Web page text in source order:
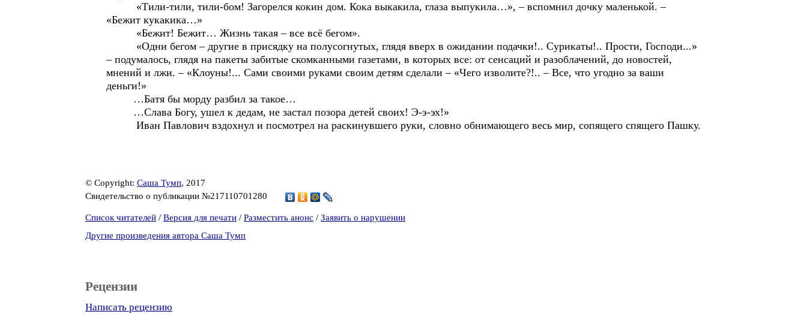
«Тили-тили, тили-бом! Загорелся кокин дом. Кока выкакила, глаза выпукила…», – вспомнил дочку маленькой. –
«Бежит кукакика…»
«Бежит! Бежит… Жизнь такая – все всё бегом».
«Одни бегом – другие в присядку на полусогнутых, глядя вверх в ожидании подачки!.. Сурикаты!.. Прости, Господи...»
– подумалось, глядя на пакеты забитые скомканными газетами, в которых все: от сенсаций и разоблачений, до новостей,
мнений и лжи. – «Клоуны!... Сами своими руками своим детям сделали – «Чего изволите?!.. – Все, что угодно за ваши
деньги!»
…Батя бы морду разбил за такое…
…Слава Богу, ушел к дедам, не застал позора детей своих! Э-э-эх!»
Иван Павлович вздохнул и посмотрел на раскинувшего руки, словно обнимающего весь мир, сопящего спящего Пашку.
© Copyright: Саша Тумп, 2017
Свидетельство о публикации №217110701280
Список читателей / Версия для печати / Разместить анонс / Заявить о нарушении
Другие произведения автора Саша Тумп
Рецензии
Написать рецензию